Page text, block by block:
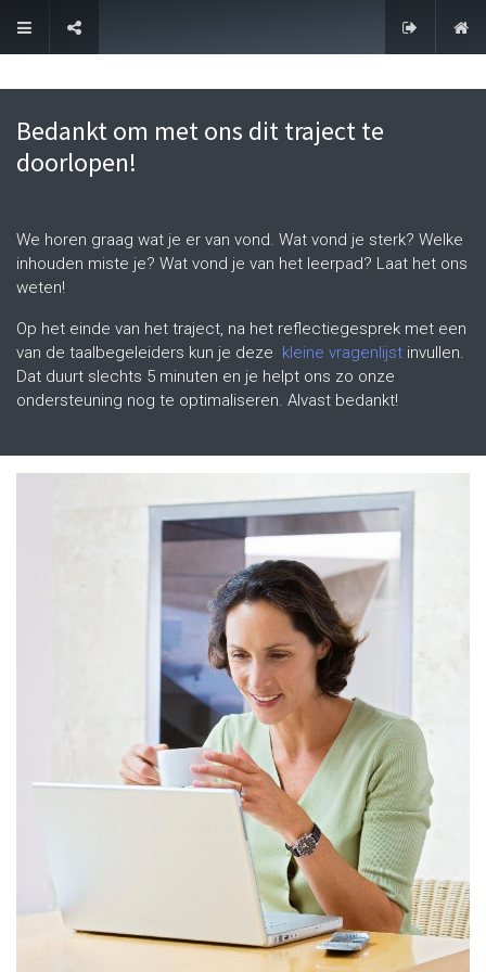
Bedankt om met ons dit traject te
doorlopen!
We horen graag wat je er van vond. Wat vond je sterk? Welke
inhouden miste je? Wat vond je van het leerpad? Laat het ons
weten!
Op het einde van het traject, na het reflectiegesprek met een
van de taalbegeleiders kun je deze kleine vragenlijst invullen.
Dat duurt slechts 5 minuten en je helpt ons zo onze
ondersteuning nog te optimaliseren. Alvast bedankt!
Connecteer met ons
Contacteer ons
internationalisering@katholiekonderwijs.vlaanderen
Copyright © Katholiek Onderwijs Vlaanderen
Aangeboden door
- Maak eengratis website